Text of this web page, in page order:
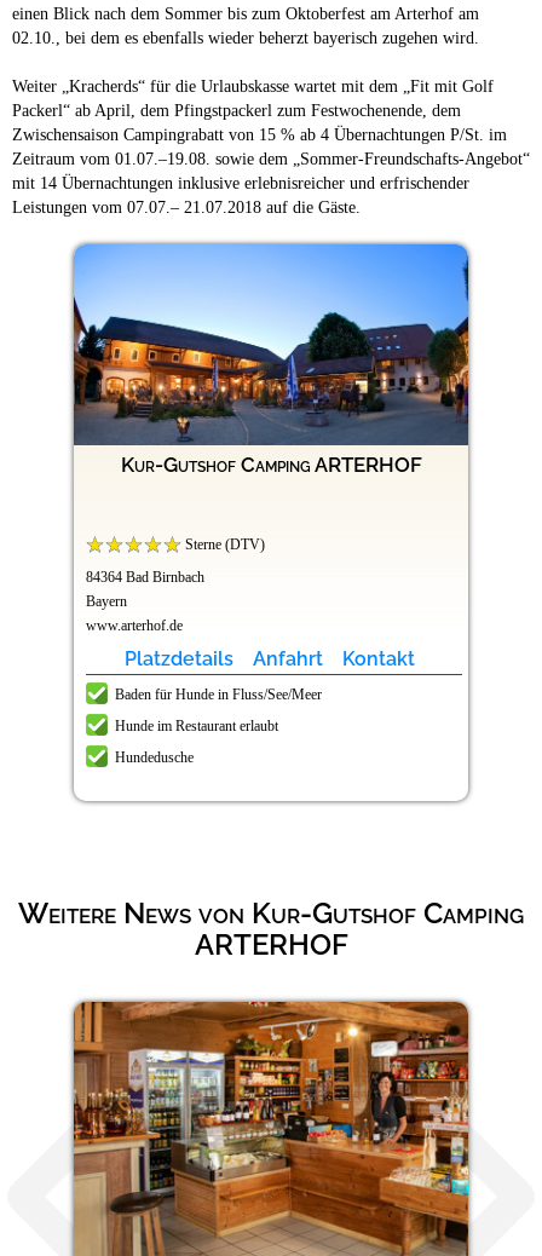
einen Blick nach dem Sommer bis zum Oktoberfest am Arterhof am
02.10., bei dem es ebenfalls wieder beherzt bayerisch zugehen wird.
Weiter „Kracherds“ für die Urlaubskasse wartet mit dem „Fit mit Golf
Packerl“ ab April, dem Pfingstpackerl zum Festwochenende, dem
Zwischensaison Campingrabatt von 15 % ab 4 Übernachtungen P/St. im
Zeitraum vom 01.07.–19.08. sowie dem „Sommer-Freundschafts-Angebot“
mit 14 Übernachtungen inklusive erlebnisreicher und erfrischender
Leistungen vom 07.07.– 21.07.2018 auf die Gäste.
Kur-Gutshof Camping ARTERHOF
Sterne (DTV)
84364 Bad Birnbach
Bayern
www.arterhof.de
Platzdetails Anfahrt Kontakt
Baden für Hunde in Fluss/See/Meer
Hunde im Restaurant erlaubt
Hundedusche
Weitere News von Kur-Gutshof Camping
ARTERHOF